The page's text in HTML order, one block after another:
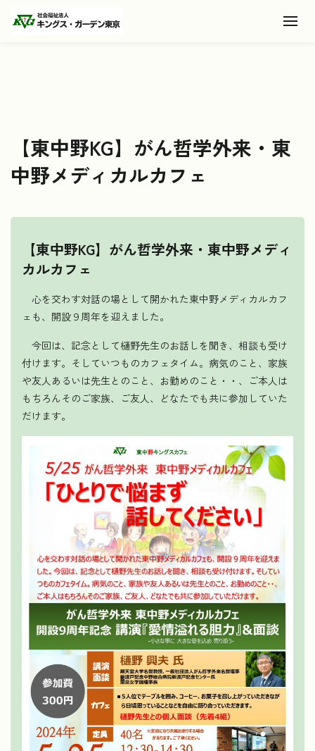
【東中野KG】がん哲学外来・東
中野メディカルカフェ
【東中野KG】がん哲学外来・東中野メディ
カルカフェ
心を交わす対話の場として開かれた東中野メディカルカフ
ェも、開設９周年を迎えました。
今回は、記念として樋野先生のお話しを聞き、相談も受け
付けます。そしていつものカフェタイム。病気のこと、家族
や友人あるいは先生とのこと、お勤めのこと・・、ご本人は
もちろんそのご家族、ご友人、どなたでも共に参加していた
だけます。